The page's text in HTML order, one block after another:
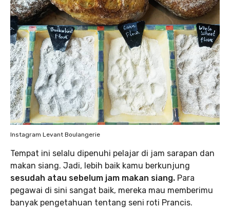
Instagram Levant Boulangerie
Tempat ini selalu dipenuhi pelajar di jam sarapan dan
makan siang. Jadi, lebih baik kamu berkunjung
sesudah atau sebelum jam makan siang. Para
pegawai di sini sangat baik, mereka mau memberimu
banyak pengetahuan tentang seni roti Prancis.